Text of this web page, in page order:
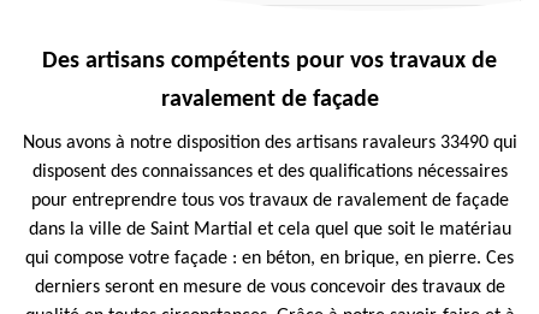
Des artisans compétents pour vos travaux de
ravalement de façade
Nous avons à notre disposition des artisans ravaleurs 33490 qui
disposent des connaissances et des qualifications nécessaires
pour entreprendre tous vos travaux de ravalement de façade
dans la ville de Saint Martial et cela quel que soit le matériau
qui compose votre façade : en béton, en brique, en pierre. Ces
derniers seront en mesure de vous concevoir des travaux de